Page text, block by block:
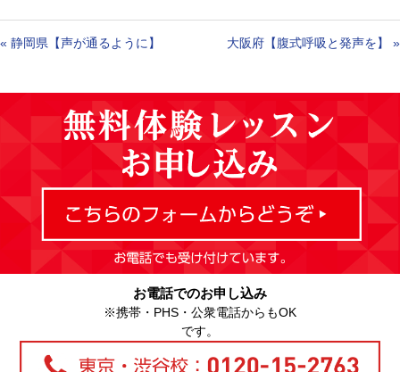
« 静岡県【声が通るように】 大阪府【腹式呼吸と発声を】 »
お電話でのお申し込み
※携帯・PHS・公衆電話からもOK
です。